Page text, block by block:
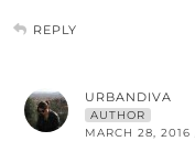
REPLY
URBANDIVA
AUTHOR
MARCH 28, 2016